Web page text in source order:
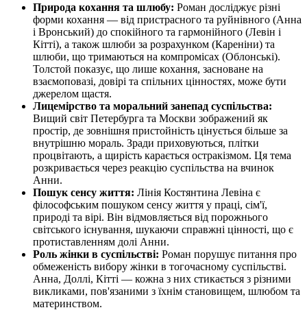
Природа кохання та шлюбу: Роман досліджує різні
форми кохання — від пристрасного та руйнівного (Анна
і Вронський) до спокійного та гармонійного (Левін і
Кітті), а також шлюби за розрахунком (Кареніни) та
шлюби, що тримаються на компромісах (Облонські).
Толстой показує, що лише кохання, засноване на
взаємоповазі, довірі та спільних цінностях, може бути
джерелом щастя.
Лицемірство та моральний занепад суспільства:
Вищий світ Петербурга та Москви зображений як
простір, де зовнішня пристойність цінується більше за
внутрішню мораль. Зради приховуються, плітки
процвітають, а щирість карається остракізмом. Ця тема
розкривається через реакцію суспільства на вчинок
Анни.
Пошук сенсу життя: Лінія Костянтина Левіна є
філософським пошуком сенсу життя у праці, сім'ї,
природі та вірі. Він відмовляється від порожнього
світського існування, шукаючи справжні цінності, що є
протиставленням долі Анни.
Роль жінки в суспільстві: Роман порушує питання про
обмеженість вибору жінки в тогочасному суспільстві.
Анна, Доллі, Кітті — кожна з них стикається з різними
викликами, пов'язаними з їхнім становищем, шлюбом та
материнством.